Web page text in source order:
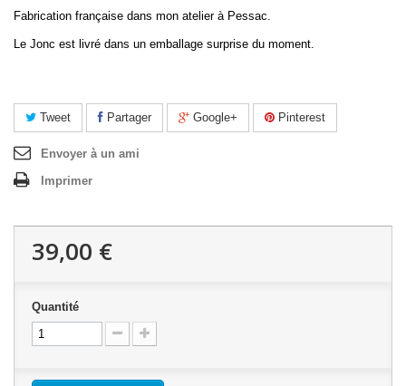
Fabrication française dans mon atelier à Pessac.
Le Jonc est livré dans un emballage surprise du moment.
Tweet Partager Google+ Pinterest
Envoyer à un ami
Imprimer
39,00 €
Quantité